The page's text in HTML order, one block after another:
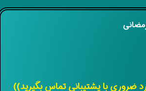
با پشتیبانی تماس بگیرید))